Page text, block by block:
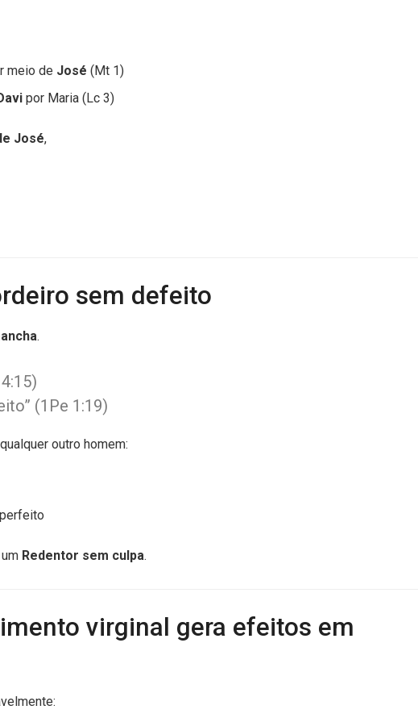
meio de José (Mt 1)
por Maria (Lc 3)
José,
sem defeito
.
(1Pe 1:19)
outro homem:
Redentor sem culpa.
virginal gera efeitos em